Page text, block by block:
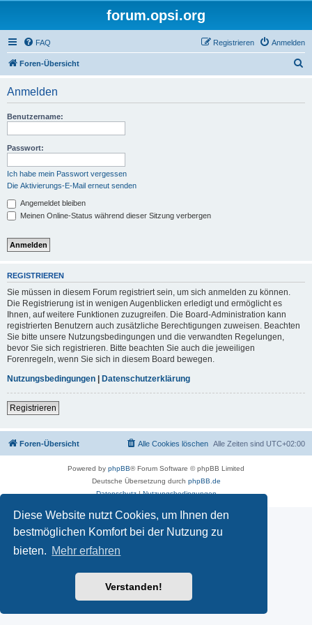
Diese Website nutzt Cookies, um Ihnen den
bestmöglichen Komfort bei der Nutzung zu
bieten. Mehr erfahren
Verstanden!
forum.opsi.org
FAQ Anmelden
Registrieren
Foren-Übersicht
Anmelden
Benutzername:
Passwort:
Ich habe mein Passwort vergessen
Die Aktivierungs-E-Mail erneut senden
Angemeldet bleiben
Meinen Online-Status während dieser Sitzung verbergen
REGISTRIEREN
Sie müssen in diesem Forum registriert sein, um sich anmelden zu können.
Die Registrierung ist in wenigen Augenblicken erledigt und ermöglicht es
Ihnen, auf weitere Funktionen zuzugreifen. Die Board-Administration kann
registrierten Benutzern auch zusätzliche Berechtigungen zuweisen. Beachten
Sie bitte unsere Nutzungsbedingungen und die verwandten Regelungen,
bevor Sie sich registrieren. Bitte beachten Sie auch die jeweiligen
Forenregeln, wenn Sie sich in diesem Board bewegen.
Nutzungsbedingungen | Datenschutzerklärung
Registrieren
Foren-Übersicht Alle Zeiten sind UTC+02:00
Alle Cookies löschen
Powered by phpBB® Forum Software © phpBB Limited
Deutsche Übersetzung durch phpBB.de
Datenschutz|Nutzungsbedingungen